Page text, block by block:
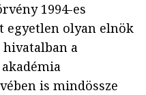
1994-es
egyetlen olyan elnök
a
is mindössze